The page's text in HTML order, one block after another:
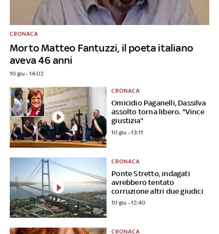
Morto Matteo Fantuzzi, il poeta italiano
aveva 46 anni
CRONACA
10 giu - 14:02
Omicidio Paganelli, Dassilva
assolto torna libero. "Vince
giustizia"
CRONACA
10 giu - 13:11
Ponte Stretto, indagati
avrebbero tentato
corruzione altri due giudici
CRONACA
10 giu - 12:40
CRONACA